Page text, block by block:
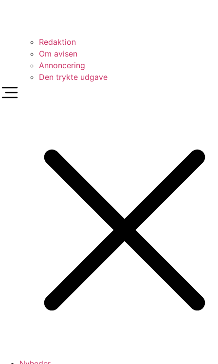
Redaktion
Om avisen
Annoncering
Den trykte udgave